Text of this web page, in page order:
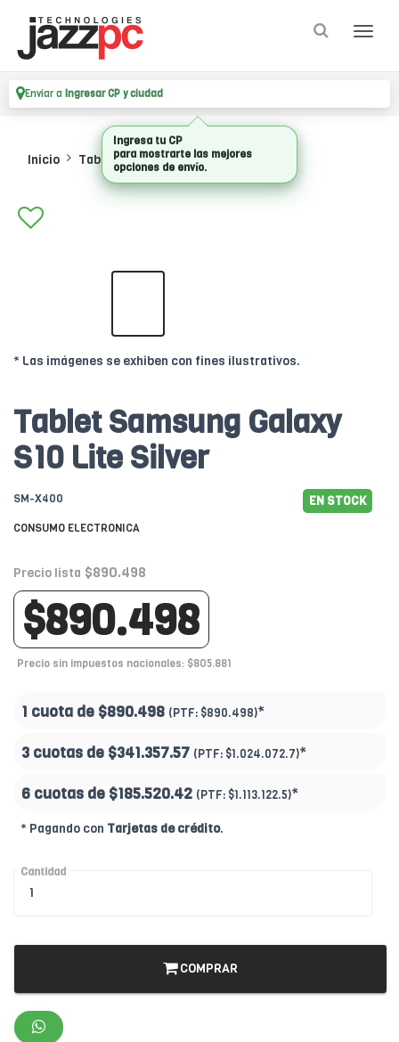
Enviar a Ingresar CP y ciudad
Inicio Tablets Tablets
* Las imágenes se exhiben con fines ilustrativos.
Tablet Samsung Galaxy
S10 Lite Silver
SM-X400 EN STOCK
CONSUMO ELECTRONICA
Precio lista $890.498
$890.498
Precio sin impuestos nacionales: $805.881
1 cuota de $890.498 (PTF: $890.498)*
3 cuotas de $341.357.57 (PTF: $1.024.072.7)*
6 cuotas de $185.520.42 (PTF: $1.113.122.5)*
* Pagando con Tarjetas de crédito.
Cantidad
COMPRAR
Ingresa tu CP
para mostrarte las mejores
opciones de envío.